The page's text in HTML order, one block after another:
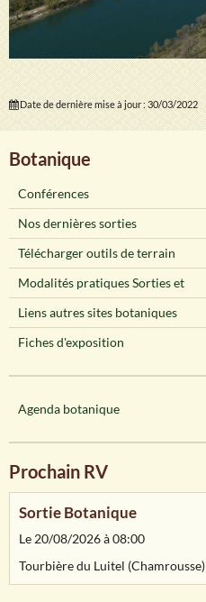
Date de dernière mise à jour : 30/03/2022
Botanique
Conférences
Nos dernières sorties
Télécharger outils de terrain
Modalités pratiques Sorties et
Liens autres sites botaniques
Fiches d'exposition
Agenda botanique
Prochain RV
Sortie Botanique
Le 20/08/2026à 08:00
Tourbière du Luitel (Chamrousse)